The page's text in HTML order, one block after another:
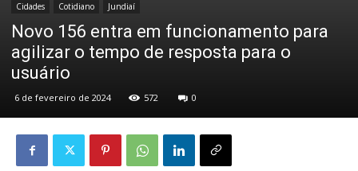
Cidades Cotidiano Jundiaí
Novo 156 entra em funcionamento para
agilizar o tempo de resposta para o
usuário
6 de fevereiro de 2024 572 0